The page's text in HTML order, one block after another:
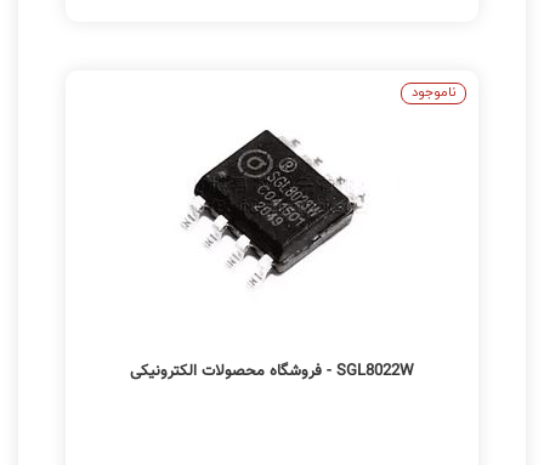
SGL8022W - فروشگاه محصولات الکترونیکی
ناموجود